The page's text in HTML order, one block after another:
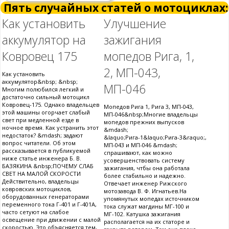
Пять случайных статей о мотоциклах:
Как установить
аккумулятор на
Ковровец 175
Как установить
аккумулятор&nbsp; &nbsp;
Многим полюбился легкий и
достаточно сильный мотоцикл
Ковровец-175. Однако владельцев
этой машины огорчает слабый
свет при медленной езде в
ночное время. Как устранить этот
недостаток? &mdash; задают
вопрос читатели. Об этом
рассказывается в публикуемой
ниже статье инженера Б. В.
БАЗЯКИНА &nbsp;ПОЧЕМУ СЛАБ
СВЕТ НА МАЛОЙ СКОРОСТИ
Действительно, владельцы
ковровских мотоциклов,
оборудованных генераторами
переменного тока Г-401 и Г-401А,
часто сетуют на слабое
освещение при движении с малой
скоростью. Это объясняется тем,
Улучшение
зажигания
мопедов Рига, 1,
2, МП-043,
МП-046
Мопедов Рига 1, Рига 3, МП-043,
МП-046&nbsp;Многие владельцы
мопедов прежних выпусков
&mdash;
&laquo;Рига-1&laquo;Рига-3&raquo;,
МП-043 и МП-046 &mdash;
спрашивают, как можно
усовершенствовать систему
зажигания, чтбы она работала
более стабильно и надежно.
Отвечает инженер Рижского
мотозавода В. Ф. Игнатьев.На
упомянутых мопедах источником
тока служат магдины МГ-100 и
МГ-102. Катушка зажигания
располагается на их статоре и